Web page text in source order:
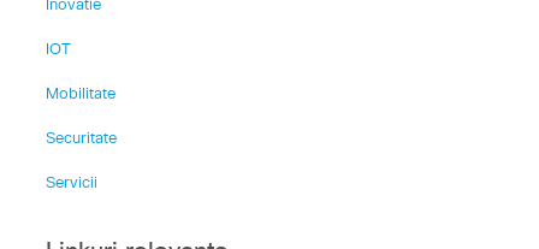
Inovatie
IOT
Mobilitate
Securitate
Servicii